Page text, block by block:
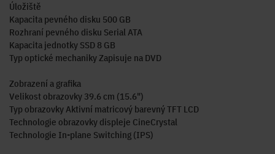
Úložiště
Kapacita pevného disku 500 GB
Rozhraní pevného disku Serial ATA
Kapacita jednotky SSD 8 GB
Typ optické mechaniky Zapisuje na DVD
Zobrazení a grafika
Velikost obrazovky 39.6 cm (15.6")
Typ obrazovky Aktivní matricový barevný TFT LCD
Technologie obrazovky displeje CineCrystal
Technologie In-plane Switching (IPS)